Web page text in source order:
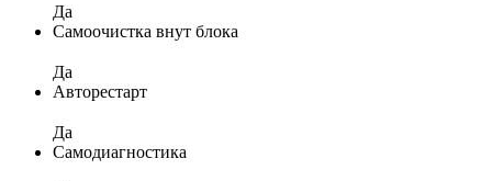
Да
Самоочистка внут блока
Да
Авторестарт
Да
Самодиагностика